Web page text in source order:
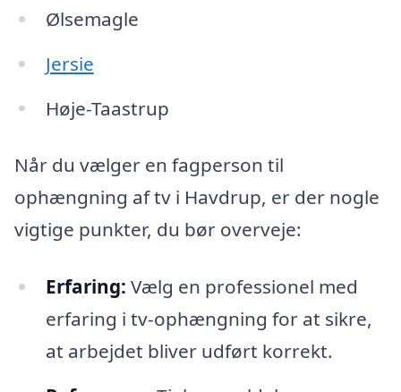
Ølsemagle
Jersie
Høje-Taastrup
Når du vælger en fagperson til
ophængning af tv i Havdrup, er der nogle
vigtige punkter, du bør overveje:
Erfaring: Vælg en professionel med
erfaring i tv-ophængning for at sikre,
at arbejdet bliver udført korrekt.